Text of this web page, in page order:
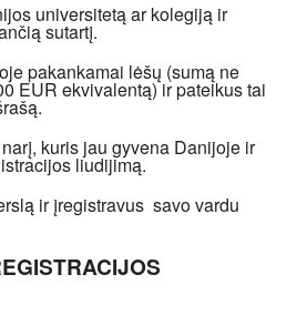
universitetą ar kolegiją ir
sutartį.
pakankamai lėšų (sumą ne
EUR ekvivalentą) ir pateikus tai
kuris jau gyvena Danijoje ir
liudijimą.
ir įregistravus savo vardu